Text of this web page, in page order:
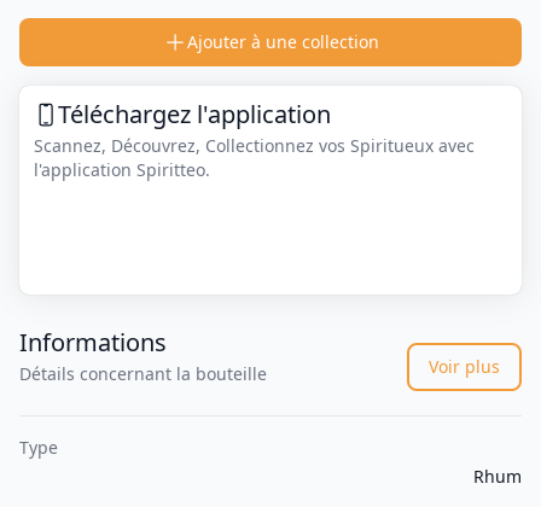
Ajouter à une collection
Téléchargez l'application
Scannez, Découvrez, Collectionnez vos Spiritueux avec
l'application Spiritteo.
Informations
Détails concernant la bouteille Voir plus
Type
Rhum